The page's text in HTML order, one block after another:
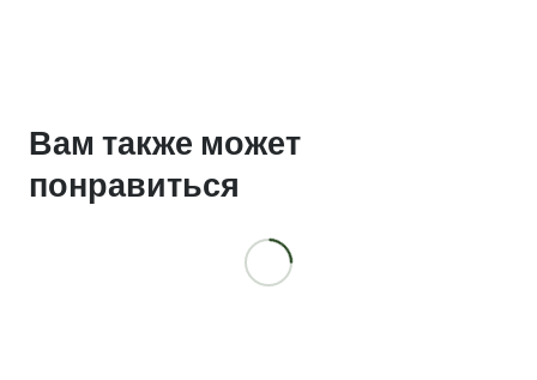
Вам также может
понравиться